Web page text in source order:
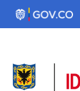
Pasar
Noticias